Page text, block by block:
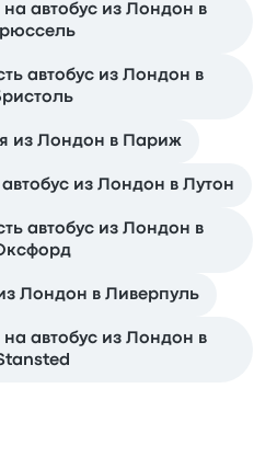
автобус из Лондон в
автобус из Лондон в
из Лондон в Париж
из Лондон в Лутон
автобус из Лондон в
Лондон в Ливерпуль
автобус из Лондон в